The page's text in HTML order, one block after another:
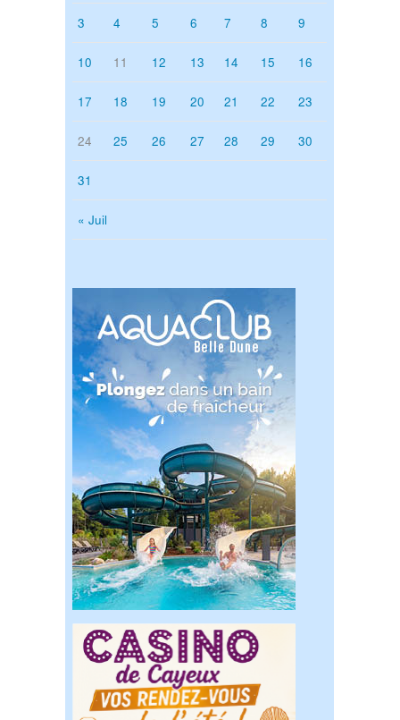
« Juil
3 4 5 6 7 8 9
10 11 12 13 14 15 16
17 18 19 20 21 22 23
24 25 26 27 28 29 30
31